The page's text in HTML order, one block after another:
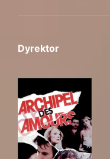
Dyrektor